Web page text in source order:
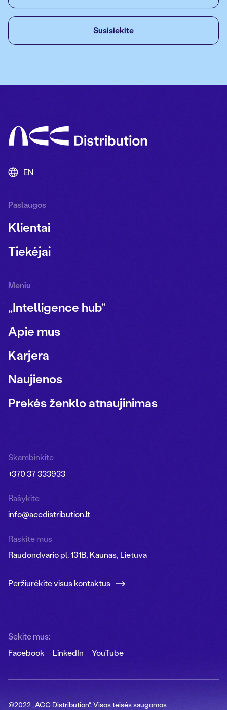
Susisiekite
EN
Paslaugos
Klientai
Tiekėjai
Meniu
„Intelligence hub“
Apie mus
Karjera
Naujienos
Prekės ženklo atnaujinimas
Skambinkite
+370 37 333933
Rašykite
info@accdistribution.lt
Raskite mus
Raudondvario pl. 131B, Kaunas, Lietuva
Peržiūrėkite visus kontaktus
Sekite mus:
Facebook
LinkedIn YouTube
©2022 „ACC Distribution“. Visos teisės saugomos